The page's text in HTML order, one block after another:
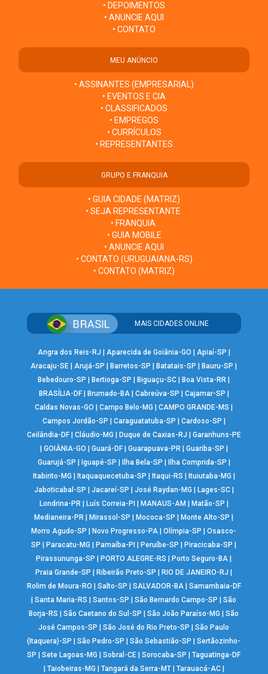
• DEPOIMENTOS
• ANUNCIE AQUI
• CONTATO
MEU ANÚNCIO
• ASSINANTES (EMPRESARIAL)
• EVENTOS E CIA
• CLASSIFICADOS
• EMPREGOS
• CURRÍCULOS
• REPRESENTANTES
GRUPO E FRANQUIA
• GUIA CIDADE (MATRIZ)
• SEJA REPRESENTANTE
• FRANQUIA
• GUIA MOBILE
• ANUNCIE AQUI
• CONTATO (URUGUAIANA-RS)
• CONTATO (MATRIZ)
MAIS CIDADES ONLINE
Angra dos Reis-RJ Aparecida de Goiânia-GO Apiaí-SP
Aracaju-SE |Arujá-SP Barretos-SP Batatais-SP Bauru-SP
Bebedouro-SP
Bertioga-SP Biguaçu-SC Boa Vista-RR
BRASÍLIA-DF| Brumado-BA| Cabreúva-SP Cajamar-SP
Caldas Novas-GO
|Campo Belo-MG |CAMPO GRANDE-MS
Campos Jordão-SP
Caraguatatuba-SP Cardoso-SP
Ceilândia-DF| Cláudio-MG Duque de Caxias-RJ
Garanhuns-PE
GOIÂNIA-GO Guará-DF| Guarapuava-PR| Guariba-SP
Guarujá-SP
Iguapé-SP Ilha Bela-SP Ilha Comprida-SP
Itabirito-MG
Itaquaquecetuba-SP Itaqui-RS Ituiutaba-MG
Jaboticabal-SP
Jacareí-SP José Raydan-MG Lages-SC|
Londrina-PR| Luís Correia-PI MANAUS-AM Matão-SP
Medianeira-PR
Mirassol-SP Mococa-SP Monte Alto-SP
Morro Agudo-SP
Novo Progresso-PA |Olímpia-SP |Osasco-
SP
Paracatu-MG Parnaíba-PI Peruíbe-SP Piracicaba-SP
Pirassununga-SP
PORTO ALEGRE-RS Porto Seguro-BA
Praia Grande-SP
Ribeirão Preto-SP RIO DE JANEIRO-RJ
Rolim de Moura-RO
Salto-SP SALVADOR-BA| Samambaia-DF
|Santa Maria-RS |Santos-SP |São Bernardo Campo-SP |São
Borja-RS
|São Caetano do Sul-SP |São João Paraíso-MG |São
José Campos-SP
|São José do Rio Preto-SP |São Paulo
(Itaquera)-SP
|São Pedro-SP |São Sebastião-SP |Sertãozinho-
SP
|Sete Lagoas-MG |Sobral-CE |Sorocaba-SP |Taguatinga-DF
Taiobeiras-MG Tangará da Serra-MT| Tarauacá-AC|